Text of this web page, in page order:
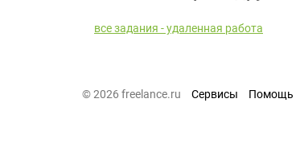
все задания - удаленная работа
© 2026 freelance.ru Сервисы Помощь